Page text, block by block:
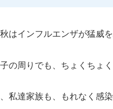
はインフルエンザが猛威
の周りでも、ちょくちょ
私達家族も、もれなく感